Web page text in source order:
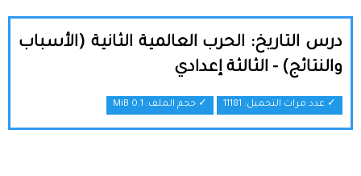
درس التاريخ: الحرب العالمية الثانية (الأسباب
والنتائج) - الثالثة إعدادي
✓ عدد مرات التحميل: 11181 ✓ حجم الملف: 0.1 MiB